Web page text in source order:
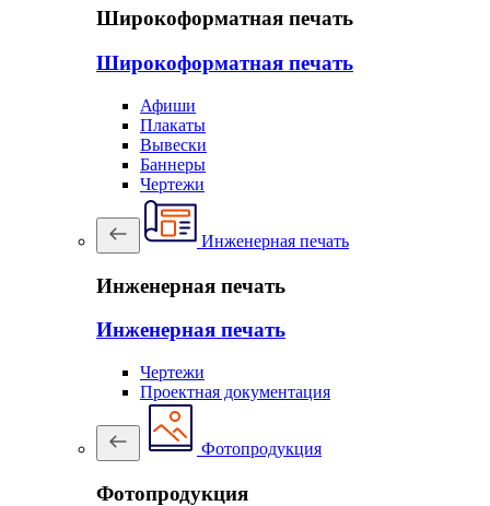
Широкоформатная печать
Широкоформатная печать
Афиши
Плакаты
Вывески
Баннеры
Чертежи
Инженерная печать
Инженерная печать
Инженерная печать
Чертежи
Проектная документация
Фотопродукция
Фотопродукция